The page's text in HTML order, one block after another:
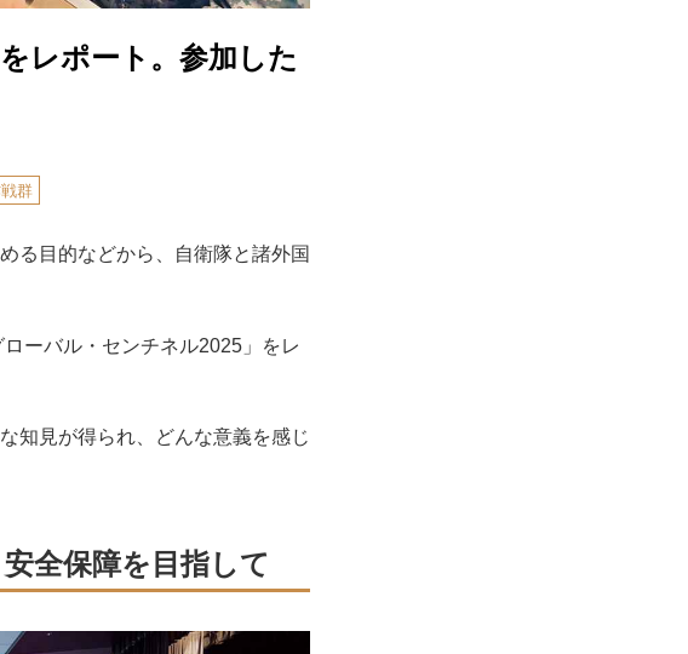
レポート。参加した
群
る目的などから、自衛隊と諸外国
ーバル・センチネル2025」をレ
知見が得られ、どんな意義を感じ
全保障を目指して